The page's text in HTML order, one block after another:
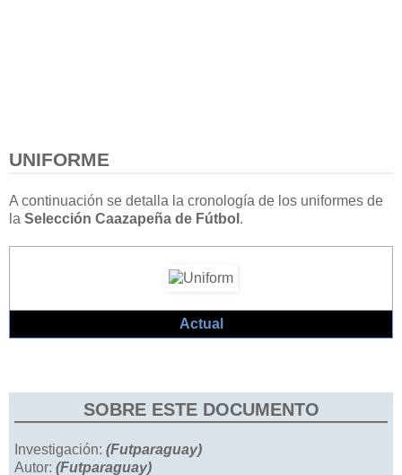
UNIFORME
A continuación se detalla la cronología de los uniformes de
la Selección Caazapeña de Fútbol .
Actual
SOBRE ESTE DOCUMENTO
Investigación: (Futparaguay)
Autor: (Futparaguay)